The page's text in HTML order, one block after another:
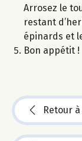
Arrosez le
restant
épinards et
Bon appétit !
Retour